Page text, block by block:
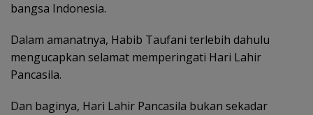
bangsa Indonesia.
Dalam amanatnya, Habib Taufani terlebih dahulu
mengucapkan selamat memperingati Hari Lahir
Pancasila.
Dan baginya, Hari Lahir Pancasila bukan sekadar